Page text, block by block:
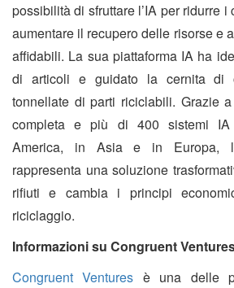
possibilità di sfruttare l’IA per ridurre
aumentare il recupero delle risorse e
affidabili. La sua piattaforma IA ha
di articoli e guidato la cernita di
tonnellate di parti riciclabili. Grazie
completa e più di 400 sistemi
America, in Asia e in Europa,
rappresenta una soluzione
rifiuti e cambia i principi
riciclaggio.
Informazioni su Congruent
Congruent Ventures è una delle